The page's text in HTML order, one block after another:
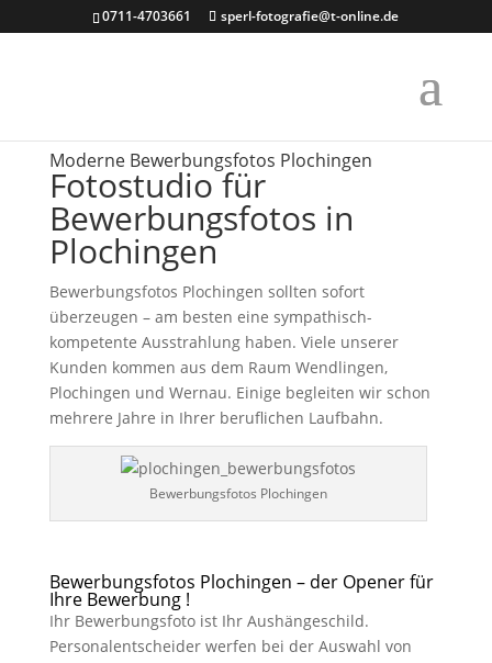
0711-4703661 sperl-fotografie@t-online.de
Moderne Bewerbungsfotos Plochingen
Fotostudio für
Bewerbungsfotos in
Plochingen
Bewerbungsfotos Plochingen sollten sofort
überzeugen – am besten eine sympathisch-
kompetente Ausstrahlung haben. Viele unserer
Kunden kommen aus dem Raum Wendlingen,
Plochingen und Wernau. Einige begleiten wir schon
mehrere Jahre in Ihrer beruflichen Laufbahn.
Bewerbungsfotos Plochingen
Bewerbungsfotos Plochingen – der Opener für
Ihre Bewerbung !
Ihr Bewerbungsfoto ist Ihr Aushängeschild.
Personalentscheider werfen bei der Auswahl von